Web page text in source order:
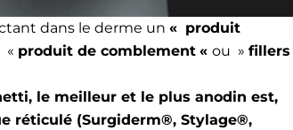
dans le derme un « produit
« produit de comblement « ou » fillers
le meilleur et le plus anodin est,
réticulé (Surgiderm®, Stylage®,